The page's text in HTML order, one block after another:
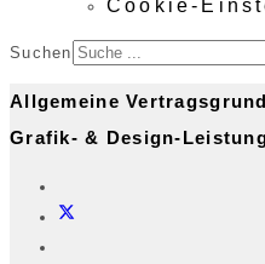
Cookie-
Suchen
Allgemeine
Grafik- & Design-